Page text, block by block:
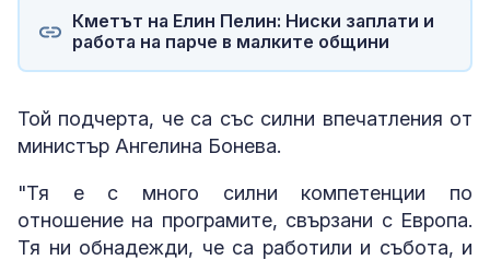
Кметът на Елин Пелин: Ниски заплати и
работа на парче в малките общини
Той подчерта, че са със силни впечатления от
министър Ангелина Бонева.
"Тя е с много силни компетенции по
отношение на програмите, свързани с Европа.
Тя ни обнадежди, че са работили и събота, и